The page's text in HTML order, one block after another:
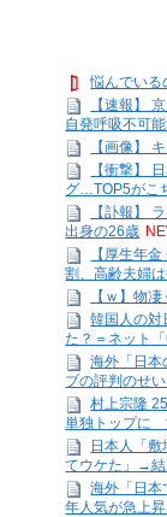
悩んでいる
【速報】
自発呼吸不可能
【画像】
【衝撃】
グ…TOP5がこ
【訃報】
出身の26歳
【厚生年
割、高齢夫婦は
【ｗ】物
韓国人の対
た？＝ネット「
海外「日本
ブの評判のせい
村上宗隆
単独トップに
日本人「
てウケた」→結
海外「日本
年人気が急上昇